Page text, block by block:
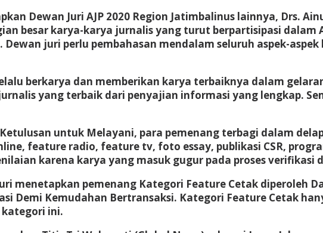
Dewan Juri AJP 2020 Region Jatimbalinus lainnya, Drs.
besar karya-karya jurnalis yang turut berpartisipasi
juri perlu pembahasan mendalam seluruh aspek-
berkarya dan memberikan karya terbaiknya dalam
yang terbaik dari penyajian informasi yang lengkap.
untuk Melayani, para pemenang terbagi dalam
feature radio, feature tv, foto essay, publikasi CSR,
karena karya yang masuk gugur pada proses verifikasi
menetapkan pemenang Kategori Feature Cetak diperoleh
Demi Kemudahan Bertransaksi. Kategori Feature Cetak
ini.